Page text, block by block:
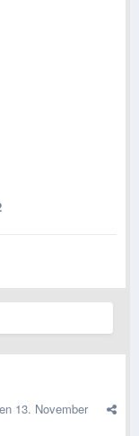
13. November